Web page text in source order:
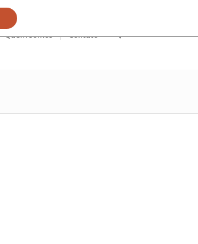
Quem somos Contato